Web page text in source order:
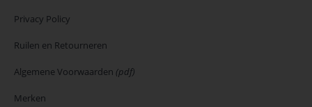
Privacy Policy
Ruilen en Retourneren
Algemene Voorwaarden (pdf)
Merken